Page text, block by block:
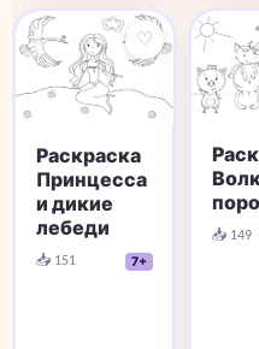
♡
Раскраска
Принцесса
и дикие
лебеди
📥 151 7+
📥 149